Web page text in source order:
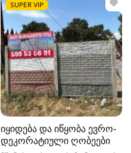
SUPER VIP
იყიდება და იწყობა ევრო-
დეკორატიული ღობეები